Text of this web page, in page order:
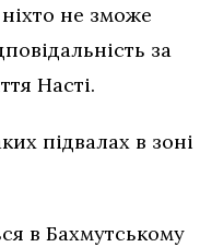
не зможе
за
Насті.
підвалах в зоні
в Бахмутському